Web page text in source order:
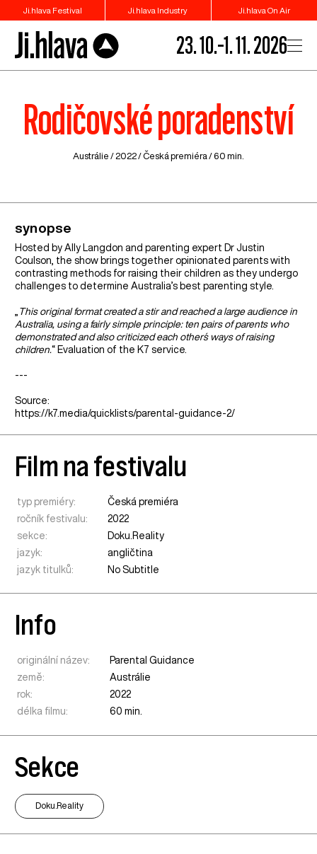
Ji.hlava Festival Ji.hlava Industry Ji.hlava On Air
23. 10.–1. 11. 2026
Rodičovské poradenství
Austrálie / 2022 / Česká premiéra / 60 min.
synopse
Hosted by Ally Langdon and parenting expert Dr Justin
Coulson, the show brings together opinionated parents with
contrasting methods for raising their children as they undergo
challenges to determine Australia’s best parenting style.
This original format created a stir and reached a large audience in
Australia, using a fairly simple principle: ten pairs of parents who
demonstrated and also criticized each other´s ways of raising
children.“ Evaluation of the K7 service.
---
Source:
https://k7.media/quicklists/parental-guidance-2/
Film na festivalu
typ premiéry:
Česká premiéra
ročník festivalu:
2022
sekce:
Doku.Reality
jazyk:
angličtina
jazyk titulků:
No Subtitle
Info
originální název:
Parental Guidance
země:
Austrálie
rok:
2022
délka filmu:
60 min.
Sekce
Doku.Reality